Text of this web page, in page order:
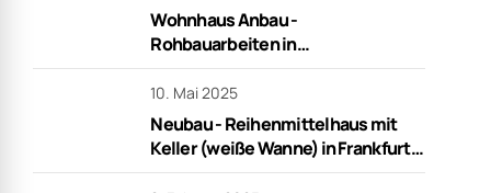
Wohnhaus Anbau -
Rohbauarbeiten in
Niederdorfelden
10. Mai 2025
Neubau - Reihenmittelhaus mit
Keller (weiße Wanne) in Frankfurt -
schlüsselfertig